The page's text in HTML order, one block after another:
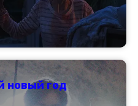
новый год